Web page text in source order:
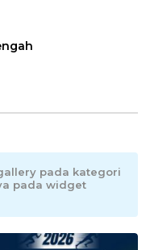
pada kategori
pada widget